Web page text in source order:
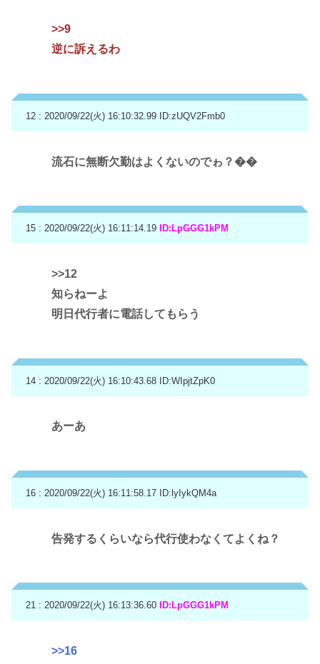
>>9
逆に訴えるわ
12 : 2020/09/22(火) 16:10:32.99 ID:zUQV2Fmb0
流石に無断欠勤はよくないのでゎ？��
15 : 2020/09/22(火) 16:11:14.19 ID:LpGGG1kPM
>>12
知らねーよ
明日代行者に電話してもらう
14 : 2020/09/22(火) 16:10:43.68 ID:WIpjtZpK0
あーあ
16 : 2020/09/22(火) 16:11:58.17 ID:lyIykQM4a
告発するくらいなら代行使わなくてよくね？
21 : 2020/09/22(火) 16:13:36.60 ID:LpGGG1kPM
>>16